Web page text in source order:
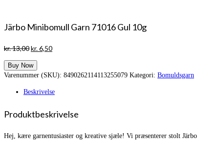
Järbo Minibomull Garn 71016 Gul 10g
kr.13,00Den
pris
var:
kr.6,50Den
er:
Buy Now
Varenummer (SKU): 8490262114113255079 Kategori: Bomuldsgarn
Beskrivelse
Produktbeskrivelse
Hej, kære garnentusiaster og kreative sjæle! Vi præsenterer stolt Järbo